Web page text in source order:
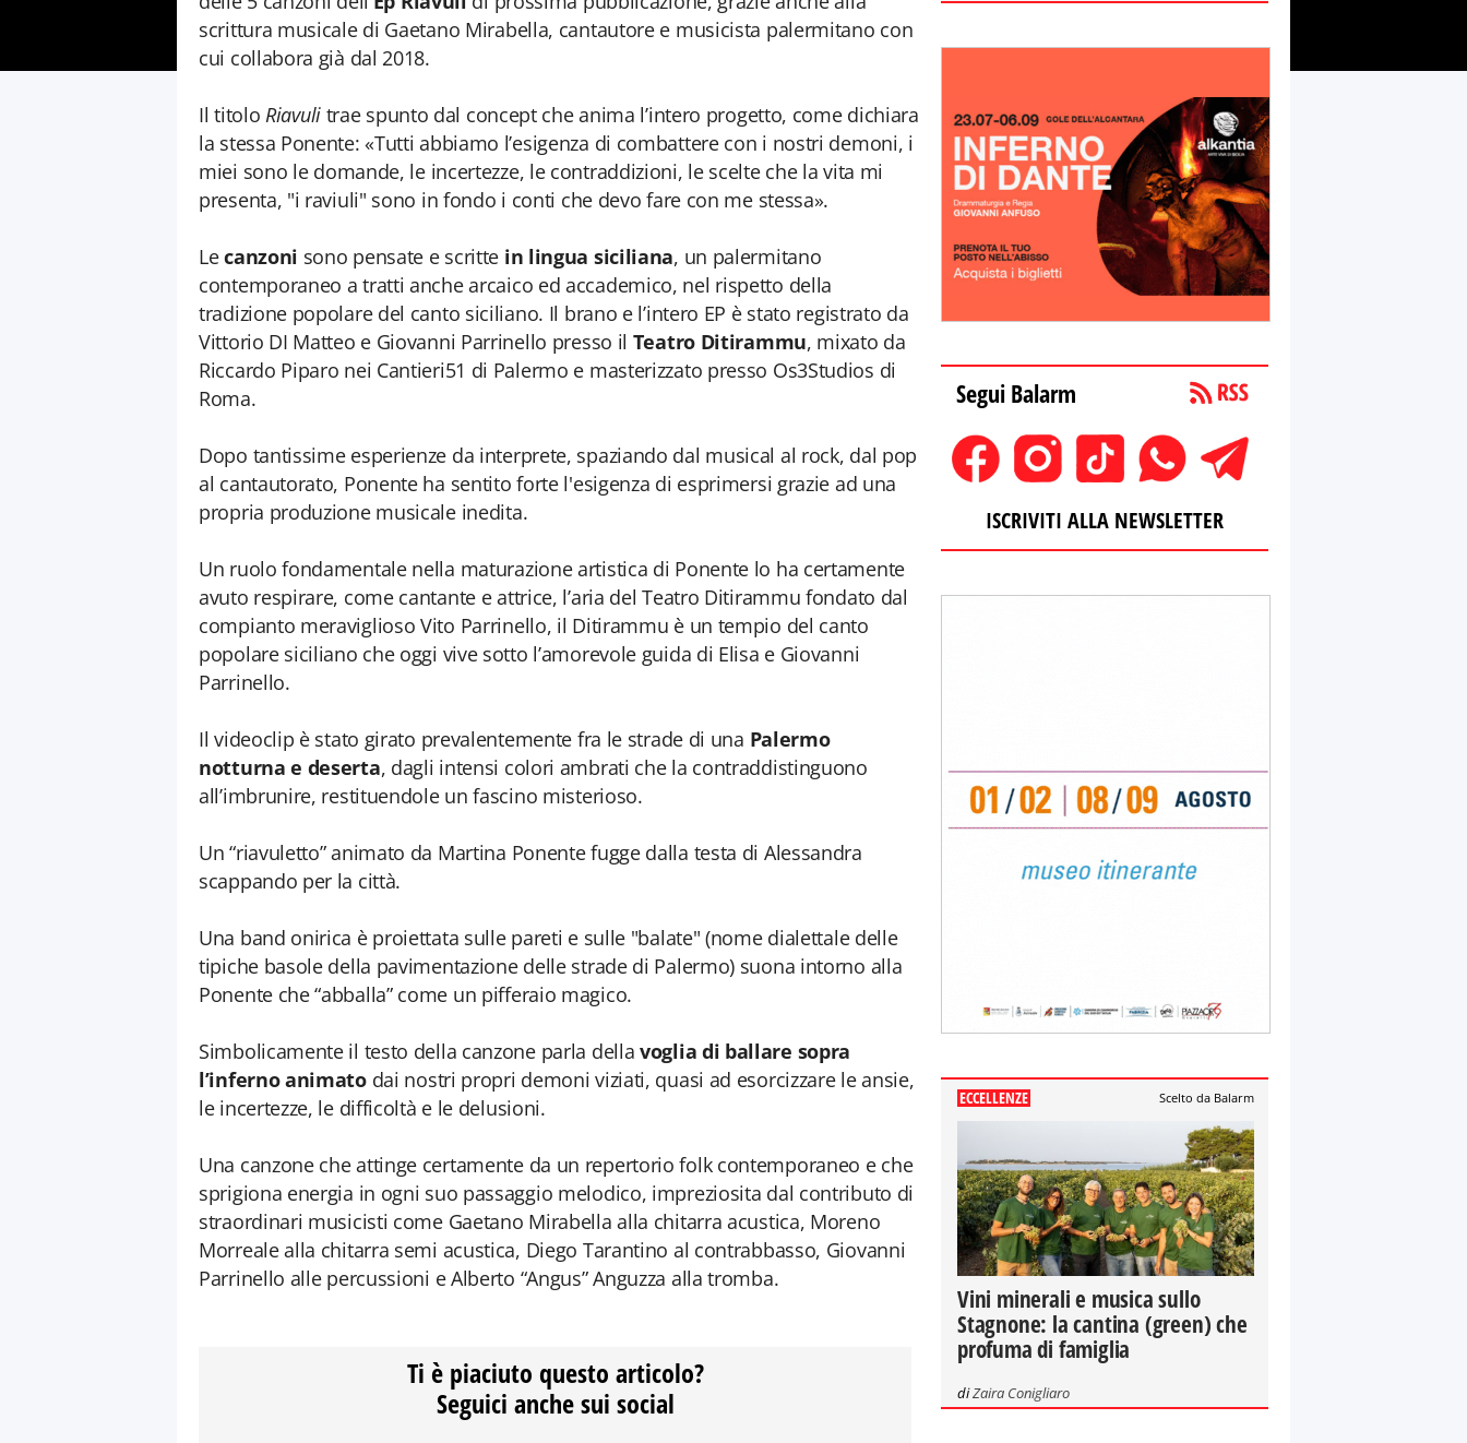
scrittura musicale di Gaetano Mirabella, cantautore e musicista palermitano con
cui collabora già dal 2018.
Il titolo Riavuli trae spunto dal concept che anima l’intero progetto, come dichiara
la stessa Ponente: «Tutti abbiamo l’esigenza di combattere con i nostri demoni, i
miei sono le domande, le incertezze, le contraddizioni, le scelte che la vita mi
presenta, "i raviuli" sono in fondo i conti che devo fare con me stessa».
Lecanzoni sono pensate e scritte in lingua siciliana, un palermitano
contemporaneo a tratti anche arcaico ed accademico, nel rispetto della
tradizione popolare del canto siciliano. Il brano e l’intero EP è stato registrato da
Vittorio DI Matteo e Giovanni Parrinello presso il Teatro Ditirammu, mixato da
Riccardo Piparo nei Cantieri51 di Palermo e masterizzato presso Os3Studios di
Roma.
Dopo tantissime esperienze da interprete, spaziando dal musical al rock, dal pop
al cantautorato, Ponente ha sentito forte l'esigenza di esprimersi grazie ad una
propria produzione musicale inedita.
Un ruolo fondamentale nella maturazione artistica di Ponente lo ha certamente
avuto respirare, come cantante e attrice, l’aria del Teatro Ditirammu fondato dal
compianto meraviglioso Vito Parrinello, il Ditirammu è un tempio del canto
popolare siciliano che oggi vive sotto l’amorevole guida di Elisa e Giovanni
Parrinello.
Il videoclip è stato girato prevalentemente fra le strade di una Palermo
notturna e deserta, dagli intensi colori ambrati che la contraddistinguono
all’imbrunire, restituendole un fascino misterioso.
Un “riavuletto” animato da Martina Ponente fugge dalla testa di Alessandra
scappando per la città.
Una band onirica è proiettata sulle pareti e sulle "balate" (nome dialettale delle
tipiche basole della pavimentazione delle strade di Palermo) suona intorno alla
Ponente che “abballa” come un pifferaio magico.
Simbolicamente il testo della canzone parla della voglia di ballare sopra
l’inferno animatodai nostri propri demoni viziati, quasi ad esorcizzare le ansie,
le incertezze, le difficoltà e le delusioni.
Una canzone che attinge certamente da un repertorio folk contemporaneo e che
sprigiona energia in ogni suo passaggio melodico, impreziosita dal contributo di
straordinari musicisti come Gaetano Mirabella alla chitarra acustica, Moreno
Morreale alla chitarra semi acustica, Diego Tarantino al contrabbasso, Giovanni
Parrinello alle percussioni e Alberto “Angus” Anguzza alla tromba.
Ti è piaciuto questo articolo?
Seguici anche sui social
Segui Balarm
ISCRIVITI ALLA NEWSLETTER
ECCELLENZE Scelto da Balarm
Vini minerali e musica sullo
Stagnone: la cantina (green) che
profuma di famiglia
diZaira Conigliaro